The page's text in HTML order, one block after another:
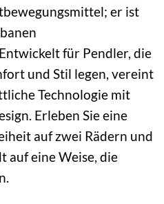
er ist
für Pendler, die
und Stil legen, vereint
Technologie mit
Erleben Sie eine
auf zwei Rädern und
auf eine Weise, die